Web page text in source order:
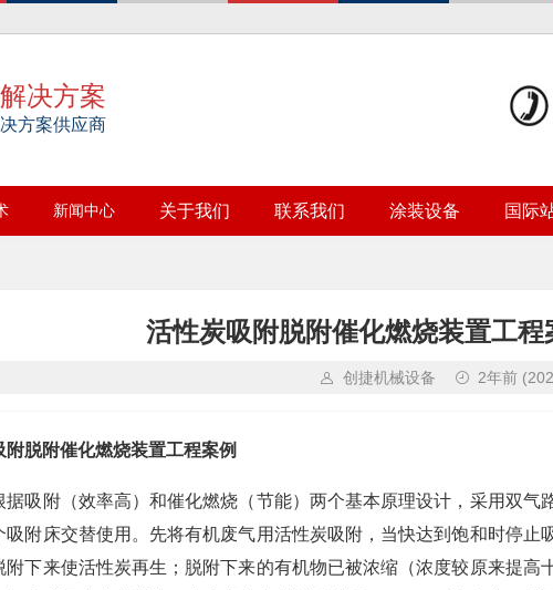
决方案
方案供应商
新闻中心 关于我们 联系我们 涂装设备 国际
活性炭吸附脱附催化燃烧装置工程
创捷机械设备 2年前
附脱附催化燃烧装置工程案例
据吸附（效率高）和催化燃烧（节能）两个基本原理设计，采用双气
吸附床交替使用。先将有机废气用活性炭吸附，当快达到饱和时停止
附下来使活性炭再生；脱附下来的有机物已被浓缩（浓度较原来提高